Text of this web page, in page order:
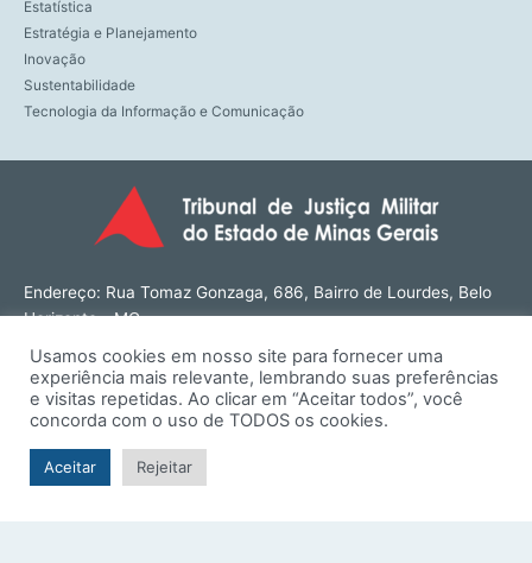
Estatística
Estratégia e Planejamento
Inovação
Sustentabilidade
Tecnologia da Informação e Comunicação
Endereço: Rua Tomaz Gonzaga, 686, Bairro de Lourdes, Belo
Horizonte - MG
Tel: (31) 3274-1566
Contato: ouvidoria@tjmmg.jus.br
Funcionamento: Segunda a Sexta, das 8h às 18h
Usamos cookies em nosso site para fornecer uma
experiência mais relevante, lembrando suas preferências
e visitas repetidas. Ao clicar em “Aceitar todos”, você
concorda com o uso de TODOS os cookies.
Aceitar Rejeitar